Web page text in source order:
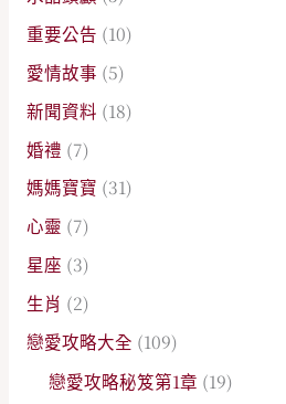
重要公告 (10)
愛情故事 (5)
新聞資料 (18)
婚禮 (7)
媽媽寶寶 (31)
心靈 (7)
星座 (3)
生肖 (2)
戀愛攻略大全 (109)
戀愛攻略秘笈第1章 (19)